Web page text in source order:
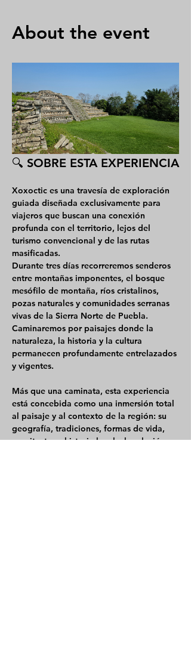
About the event
🔍 SOBRE ESTA EXPERIENCIA
Xoxoctic es una travesía de exploración
guiada diseñada exclusivamente para
viajeros que buscan una conexión
profunda con el territorio, lejos del
turismo convencional y de las rutas
masificadas.
Durante tres días recorreremos senderos
entre montañas imponentes, el bosque
mesófilo de montaña, ríos cristalinos,
pozas naturales y comunidades serranas
vivas de la Sierra Norte de Puebla.
Caminaremos por paisajes donde la
naturaleza, la historia y la cultura
permanecen profundamente entrelazados
y vigentes.
Más que una caminata, esta experiencia
está concebida como una inmersión total
al paisaje y al contexto de la región: su
geografía, tradiciones, formas de vida,
arquitectura, historia local y la relación